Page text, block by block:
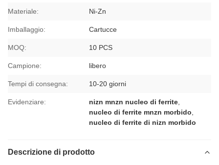
Materiale: Ni-Zn
Imballaggio: Cartucce
MOQ: 10 PCS
Campione: libero
Tempi di consegna: 10-20 giorni
Evidenziare: nizn mnzn nucleo di ferrite
nucleo di ferrite mnzn morbido
nucleo di ferrite di nizn morbido
Descrizione di prodotto